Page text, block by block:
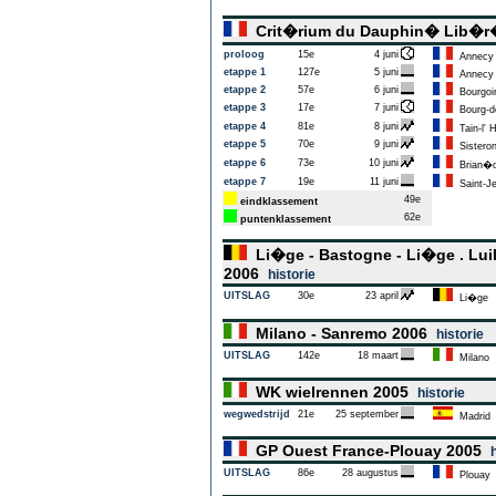
Crit�rium du Dauphin�
proloog 15e 4 juni
Annecy
etappe 1
127e 5 juni
Annecy
etappe 2
57e 6 juni
etappe 3
17e 7 juni
Bourg-
etappe 4
81e 8 juni
Tain-l'
etappe 5
70e 9 juni
Sisteron
etappe 6
73e 10 juni
etappe 7
19e 11 juni
Saint-
eindklassement
49e
puntenklassement
62e
Li�ge - Bastogne - Li�ge .
2006
historie
UITSLAG 30e 23 april Li�ge
Milano - Sanremo 2006 historie
UITSLAG 142e 18 maart Milano
WK wielrennen 2005 historie
wegwedstrijd 21e 25 september Madrid
GP Ouest France-Plouay 2005
UITSLAG 86e 28 augustus Plouay